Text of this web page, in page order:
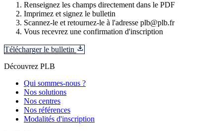
Renseignez les champs directement dans le PDF
Imprimez et signez le bulletin
Scannez-le et retournez-le à l'adresse plb@plb.fr
Vous recevrez une confirmation d'inscription
Télécharger le bulletin
Découvrez PLB
Qui sommes-nous ?
Nos solutions
Nos centres
Nos références
Modalités d'inscription